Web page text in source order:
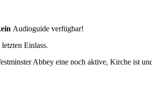
Audioguide verfügbar!
Einlass.
Abbey eine noch aktive, Kirche ist